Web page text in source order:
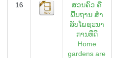
16
ສວນຄົວ ຄື
ພື້ນຖານ ສໍາ
ລັບໂພຊະນາ
ການທີ່ດີ
Home
gardens are